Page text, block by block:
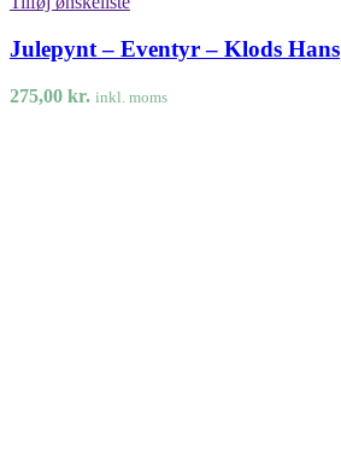
Julepynt – Eventyr – Klods Hans
275,00 kr. inkl. moms